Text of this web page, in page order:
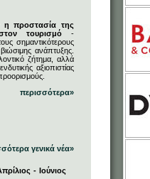
η προστασία της
τουρισμό -
σημαντικότερους
ανάπτυξης.
ζήτημα, αλλά
αξιοπιστίας
περισσότερα»
γενικά νέα»
- Ιούνιος